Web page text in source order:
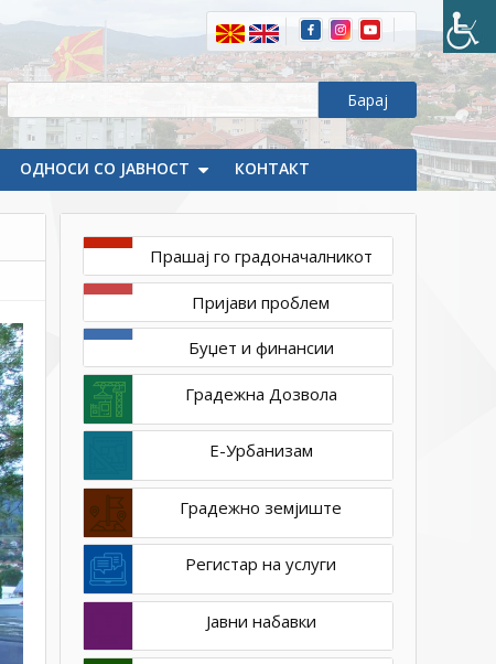
ОДНОСИ СО ЈАВНОСТ КОНТАКТ
реализирана
во
Стави
појас
и
патувај
безбедно!
Прашај го градоначалникот
Пријави проблем
Буџет и финансии
Градежна Дозвола
Е-Урбанизам
Градежно земјиште
Регистар на услуги
Јавни набавки